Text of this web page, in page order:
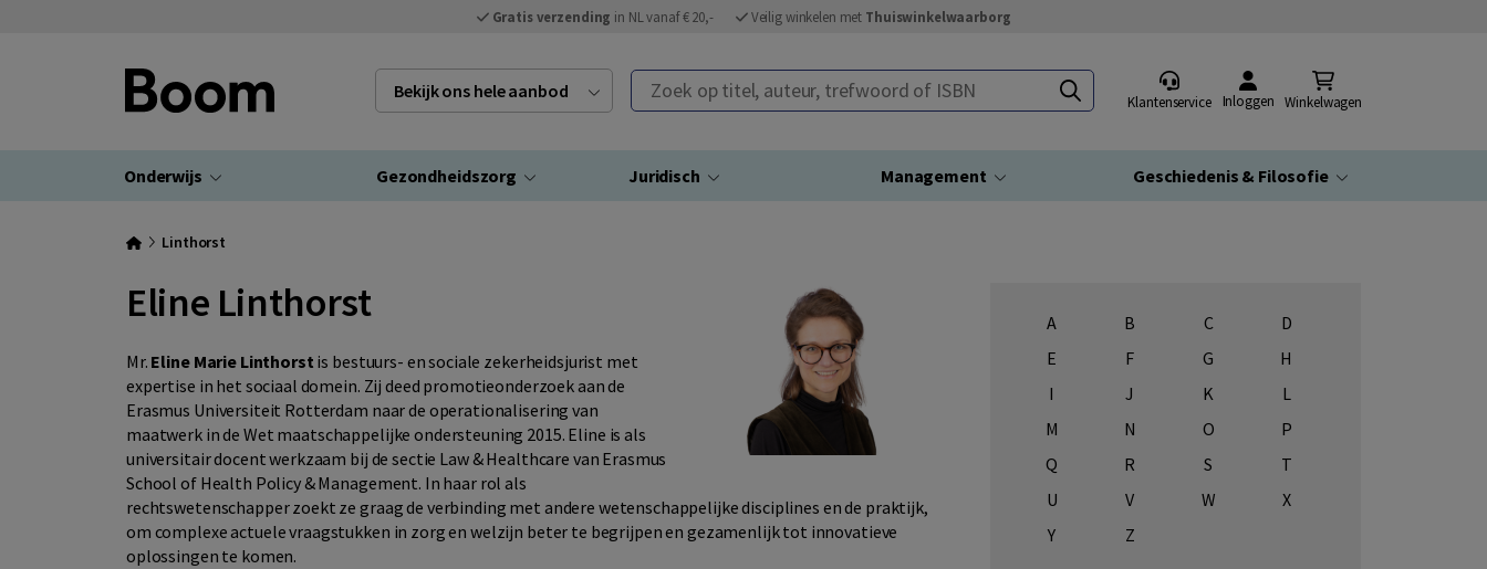
Gratis verzending in NL vanaf € 20,- Veilig winkelen met Thuiswinkelwaarborg
Bekijk ons hele aanbod Zoek op titel, auteur, trefwoord of ISBN
Klantenservice Inloggen Winkelwagen
Onderwijs Gezondheidszorg Juridisch Management Geschiedenis & Filosofie
Linthorst
Eline Linthorst
Mr. Eline Marie Linthorst is bestuurs- en sociale zekerheidsjurist met
expertise in het sociaal domein. Zij deed promotieonderzoek aan de
Erasmus Universiteit Rotterdam naar de operationalisering van
maatwerk in de Wet maatschappelijke ondersteuning 2015. Eline is als
universitair docent werkzaam bij de sectie Law & Healthcare van Erasmus
School of Health Policy & Management. In haar rol als
rechtswetenschapper zoekt ze graag de verbinding met andere wetenschappelijke disciplines en de praktijk,
om complexe actuele vraagstukken in zorg en welzijn beter te begrijpen en gezamenlijk tot innovatieve
oplossingen te komen.
A B C
D
E
F G
H
I
J K
L
M
N O
P
Q
R S
T
U
V W
X
Y
Z